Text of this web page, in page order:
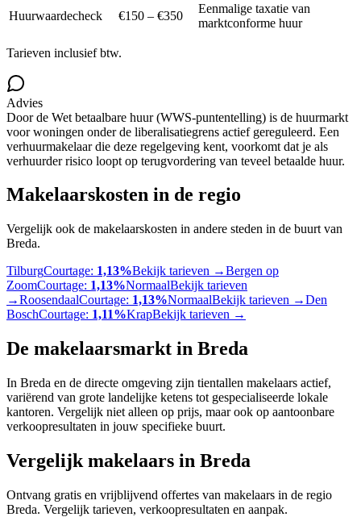
Huurwaardecheck
€150 – €350
Eenmalige taxatie van
marktconforme huur
Tarieven inclusief btw.
Advies
Door de Wet betaalbare huur (WWS-puntentelling) is de huurmarkt
voor woningen onder de liberalisatiegrens actief gereguleerd. Een
verhuurmakelaar die deze regelgeving kent, voorkomt dat je als
verhuurder risico loopt op terugvordering van teveel betaalde huur.
Makelaarskosten in de regio
Vergelijk ook de makelaarskosten in andere steden in de buurt van
Breda.
TilburgCourtage: 1,13%Bekijk tarieven →Bergen op
ZoomCourtage: 1,13%NormaalBekijk tarieven
→RoosendaalCourtage: 1,13%NormaalBekijk tarieven →Den
BoschCourtage: 1,11%KrapBekijk tarieven →
De makelaarsmarkt in Breda
In Breda en de directe omgeving zijn tientallen makelaars actief,
variërend van grote landelijke ketens tot gespecialiseerde lokale
kantoren. Vergelijk niet alleen op prijs, maar ook op aantoonbare
verkoopresultaten in jouw specifieke buurt.
Vergelijk makelaars in Breda
Ontvang gratis en vrijblijvend offertes van makelaars in de regio
Breda. Vergelijk tarieven, verkoopresultaten en aanpak.